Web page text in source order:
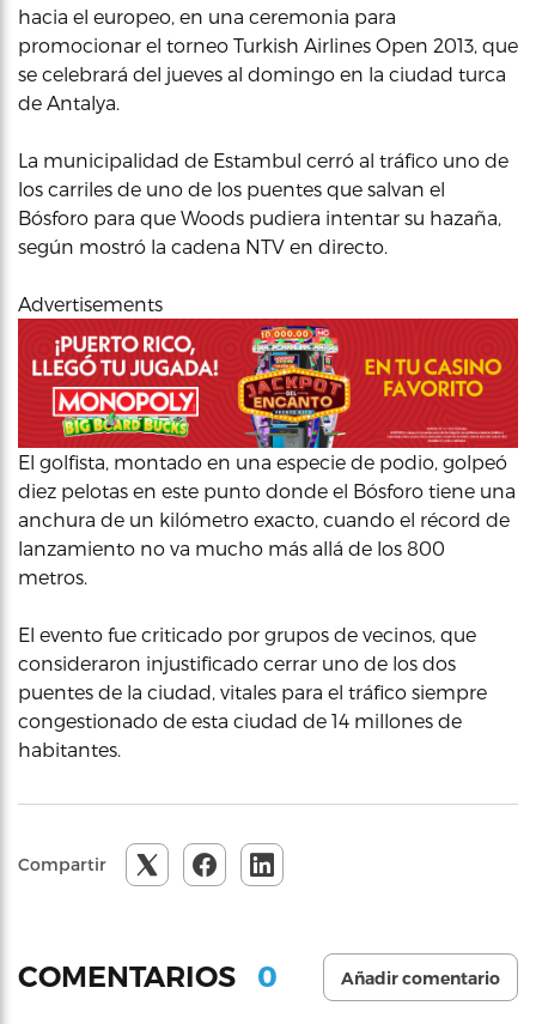
hacia el europeo, en una ceremonia para
promocionar el torneo Turkish Airlines Open 2013, que
se celebrará del jueves al domingo en la ciudad turca
de Antalya.
La municipalidad de Estambul cerró al tráfico uno de
los carriles de uno de los puentes que salvan el
Bósforo para que Woods pudiera intentar su hazaña,
según mostró la cadena NTV en directo.
Advertisements
El golfista, montado en una especie de podio, golpeó
diez pelotas en este punto donde el Bósforo tiene una
anchura de un kilómetro exacto, cuando el récord de
lanzamiento no va mucho más allá de los 800
metros.
El evento fue criticado por grupos de vecinos, que
consideraron injustificado cerrar uno de los dos
puentes de la ciudad, vitales para el tráfico siempre
congestionado de esta ciudad de 14 millones de
habitantes.
Compartir
COMENTARIOS 0 Añadir comentario